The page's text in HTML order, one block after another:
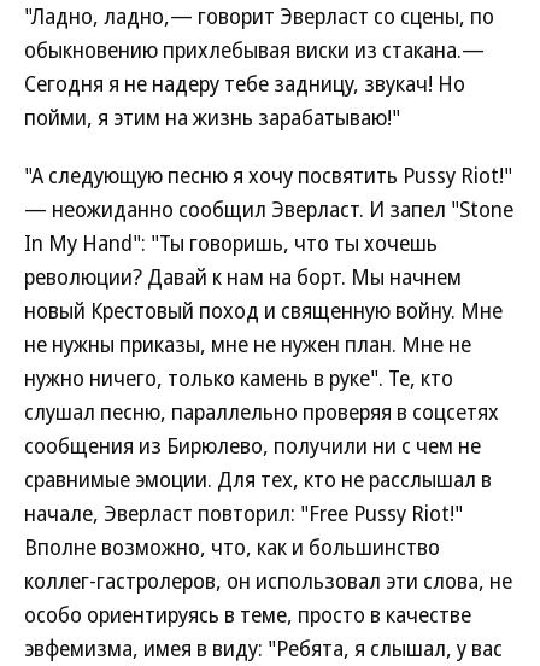
"Ладно, ладно,— говорит Эверласт со сцены, по
обыкновению прихлебывая виски из стакана.—
Сегодня я не надеру тебе задницу, звукач! Но
пойми, я этим на жизнь зарабатываю!"
"А следующую песню я хочу посвятить Pussy Riot!"
— неожиданно сообщил Эверласт. И запел "Stone
In My Hand": "Ты говоришь, что ты хочешь
революции? Давай к нам на борт. Мы начнем
новый Крестовый поход и священную войну. Мне
не нужны приказы, мне не нужен план. Мне не
нужно ничего, только камень в руке". Те, кто
слушал песню, параллельно проверяя в соцсетях
сообщения из Бирюлево, получили ни с чем не
сравнимые эмоции. Для тех, кто не расслышал в
начале, Эверласт повторил: "Free Pussy Riot!"
Вполне возможно, что, как и большинство
коллег-гастролеров, он использовал эти слова, не
особо ориентируясь в теме, просто в качестве
эвфемизма, имея в виду: "Ребята, я слышал, у вас